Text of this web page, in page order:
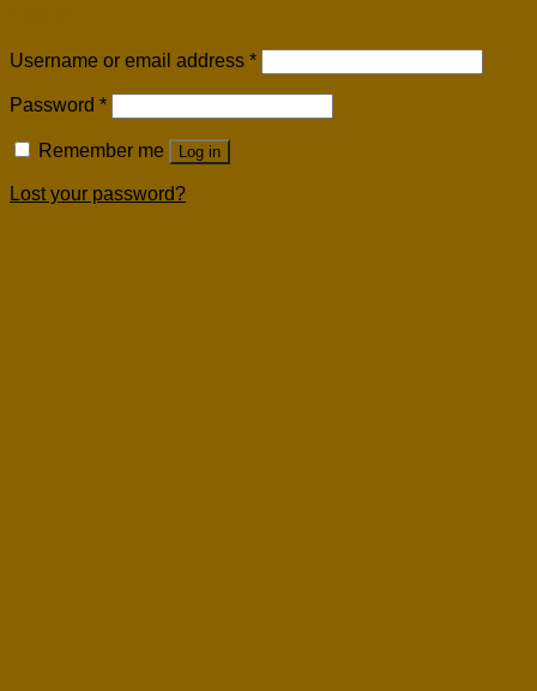
Username or email address *
Password *
Remember me Log in
Lost your password?